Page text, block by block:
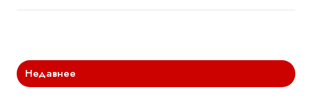
Недавнее